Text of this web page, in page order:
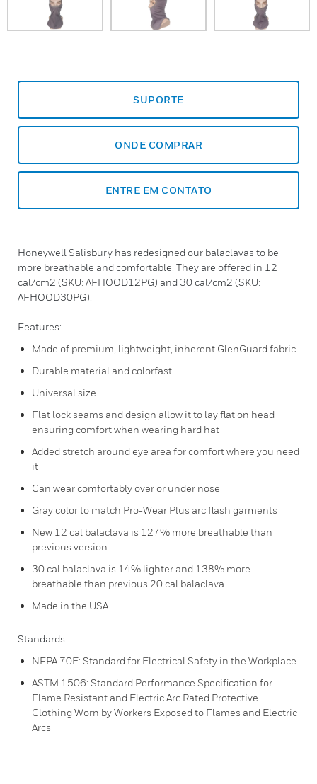
SUPORTE
ONDE COMPRAR
ENTRE EM CONTATO
Honeywell Salisbury has redesigned our balaclavas to be
more breathable and comfortable. They are offered in 12
cal/cm2 (SKU: AFHOOD12PG) and 30 cal/cm2 (SKU:
AFHOOD30PG).
Features:
Made of premium, lightweight, inherent GlenGuard fabric
Durable material and colorfast
Universal size
Flat lock seams and design allow it to lay flat on head
ensuring comfort when wearing hard hat
Added stretch around eye area for comfort where you need
it
Can wear comfortably over or under nose
Gray color to match Pro-Wear Plus arc flash garments
New 12 cal balaclava is 127% more breathable than
previous version
30 cal balaclava is 14% lighter and 138% more
breathable than previous 20 cal balaclava
Made in the USA
Standards:
NFPA 70E: Standard for Electrical Safety in the Workplace
ASTM 1506: Standard Performance Specification for
Flame Resistant and Electric Arc Rated Protective
Clothing Worn by Workers Exposed to Flames and Electric
Arcs